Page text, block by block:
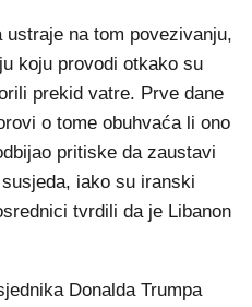
na tom povezivanju,
koju provodi otkako su
prekid vatre. Prve dane
o tome obuhvaća li ono
pritiske da zaustavi
iako su iranski
tvrdili da je Libanon
Donalda Trumpa